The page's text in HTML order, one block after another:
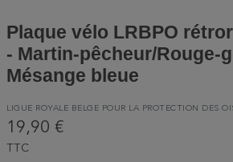
Plaque vélo LRBPO
- Martin-pêcheur/Rouge-
Mésange bleue
LIGUE ROYALE BELGE POUR LA PROTECTION DES
19,90 €
TTC